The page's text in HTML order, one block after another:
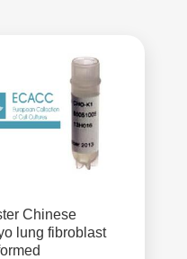
Chinese
lung fibroblast